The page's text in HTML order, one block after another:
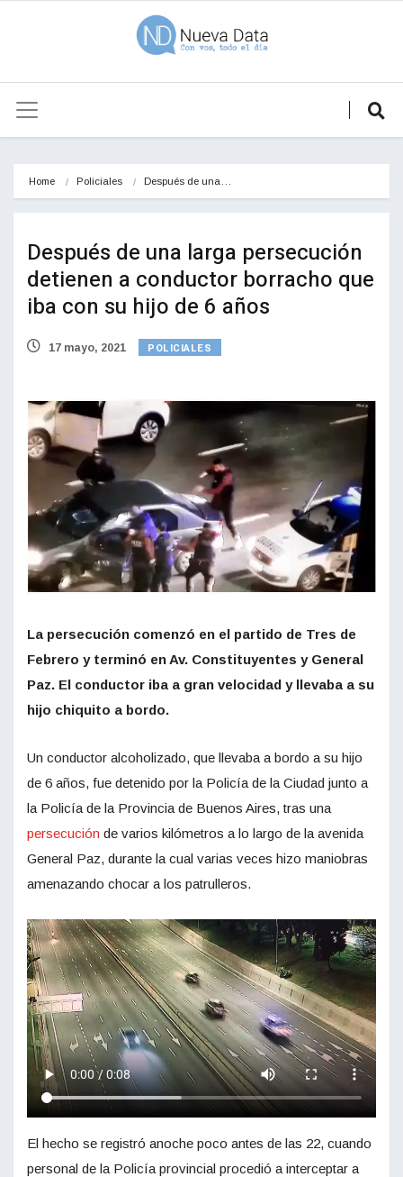
Home Policiales Después de una…
Después de una larga persecución
detienen a conductor borracho que
iba con su hijo de 6 años
17 mayo, 2021 POLICIALES
La persecución comenzó en el partido de Tres de
Febrero y terminó en Av. Constituyentes y General
Paz. El conductor iba a gran velocidad y llevaba a su
hijo chiquito a bordo.
Un conductor alcoholizado, que llevaba a bordo a su hijo
de 6 años, fue detenido por la Policía de la Ciudad junto a
la Policía de la Provincia de Buenos Aires, tras una
persecución de varios kilómetros a lo largo de la avenida
General Paz, durante la cual varias veces hizo maniobras
amenazando chocar a los patrulleros.
El hecho se registró anoche poco antes de las 22, cuando
personal de la Policía provincial procedió a interceptar a